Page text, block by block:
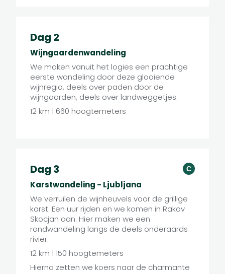
Dag 2
Wijngaardenwandeling
We maken vanuit het logies een prachtige
eerste wandeling door deze glooiende
wijnregio, deels over paden door de
wijngaarden, deels over landweggetjes.
12 km | 660 hoogtemeters
Dag 3 C
Karstwandeling - Ljubljana
We verruilen de wijnheuvels voor de grillige
karst. Een uur rijden en we komen in Rakov
Skocjan aan. Hier maken we een
rondwandeling langs de deels onderaards
rivier.
12 km | 150 hoogtemeters
Hierna zetten we koers naar de charmante